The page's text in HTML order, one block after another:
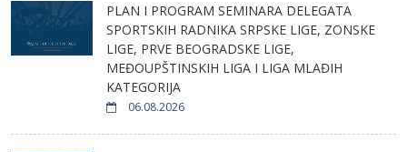
PLAN I PROGRAM SEMINARA DELEGATA
SPORTSKIH RADNIKA SRPSKE LIGE, ZONSKE
LIGE, PRVE BEOGRADSKE LIGE,
MEĐOUPŠTINSKIH LIGA I LIGA MLAĐIH
KATEGORIJA
06.08.2026